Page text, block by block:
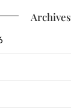
Archives